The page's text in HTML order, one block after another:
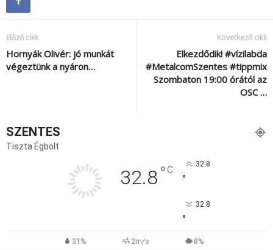
Előző cikk
Hornyák Olivér: jó munkát
végeztünk a nyáron…
Következő cikk
Elkezdődik! #vízilabda
#MetalcomSzentes #tippmix
Szombaton 19:00 órától az
OSC …
SZENTES
Tiszta Égbolt
32.8°C 32.8
°
32.8
°
31% 2m/s 8%